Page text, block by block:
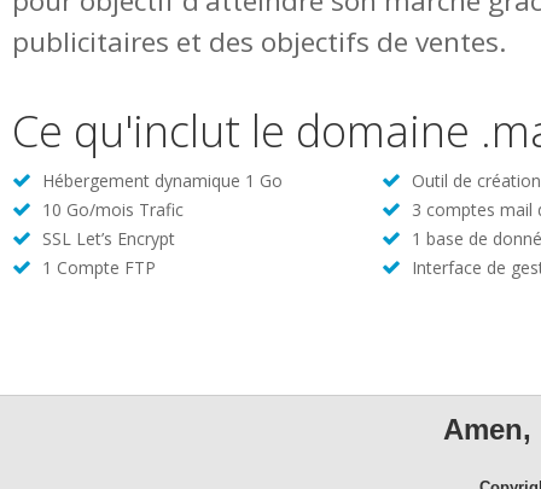
publicitaires et des objectifs de ventes.
Ce qu'inclut le domaine
Hébergement dynamique 1 Go
Outil de
10 Go/mois Trafic
3 comptes mail
SSL Let’s Encrypt
1 base de
1 Compte FTP
Interface de